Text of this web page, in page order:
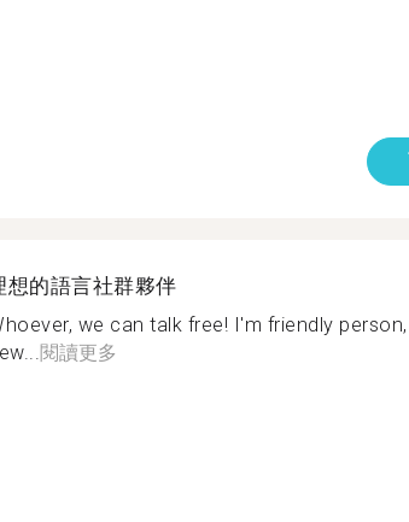
想的語言社群夥伴
we can talk free! I'm friendly
閱讀更多